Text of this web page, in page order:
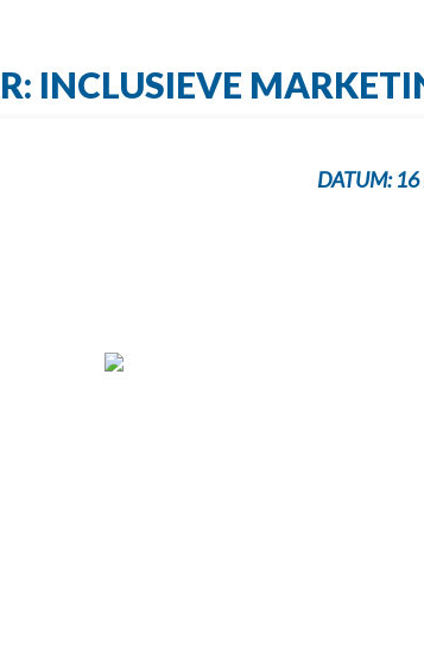
INCLUSIEVE
DATUM:16